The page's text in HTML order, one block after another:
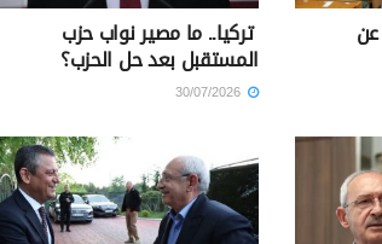
تركيا.. ما مصير نواب حزب
المستقبل بعد حل الحزب؟